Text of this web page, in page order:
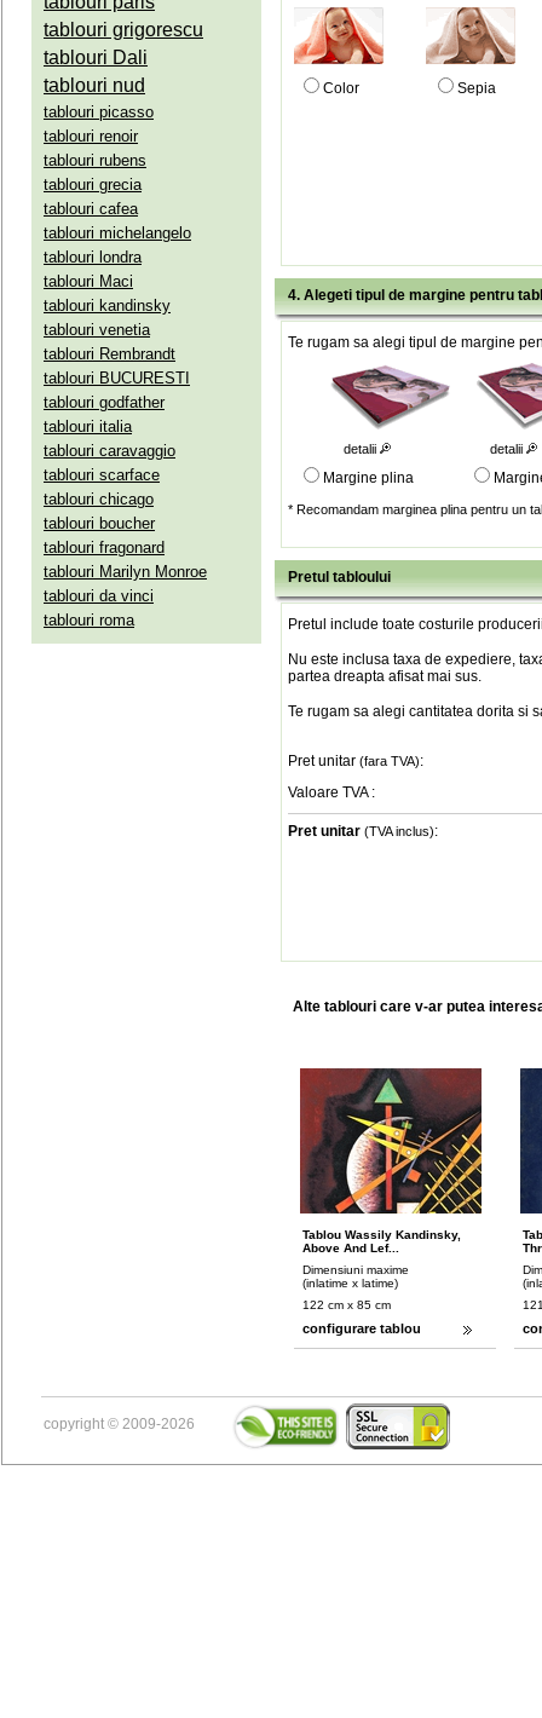
tablouri grigorescu
tablouri Dali
tablouri nud
tablouri picasso
tablouri renoir
tablouri rubens
tablouri grecia
tablouri cafea
tablouri michelangelo
tablouri londra
tablouri Maci
tablouri kandinsky
tablouri venetia
tablouri Rembrandt
tablouri BUCURESTI
tablouri godfather
tablouri italia
tablouri caravaggio
tablouri scarface
tablouri chicago
tablouri boucher
tablouri fragonard
tablouri Marilyn Monroe
tablouri da vinci
tablouri roma
Color Sepia
4. Alegeti tipul de margine pentru
Te rugam sa alegi tipul de margine
detalii detalii
Margine plina
* Recomandam marginea plina pentru un
Pretul tabloului
Pretul include toate costurile
Nu este inclusa taxa de expediere,
partea dreapta afisat mai sus.
Te rugam sa alegi cantitatea dorita si
Pret unitar (fara TVA):
Valoare TVA :
Pret unitar (TVA inclus):
Alte tablouri care v-ar putea
Tablou Wassily Kandinsky,
Above And Lef...
Dimensiuni maxime
(inlatime x latime)
122 cm x 85 cm
configurare tablou
copyright © 2009-2026